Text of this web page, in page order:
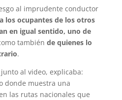
al imprudente conductor
los ocupantes de los otros
en igual sentido, uno de
también de quienes lo
.
al video, explicaba:
donde muestra una
las rutas nacionales que